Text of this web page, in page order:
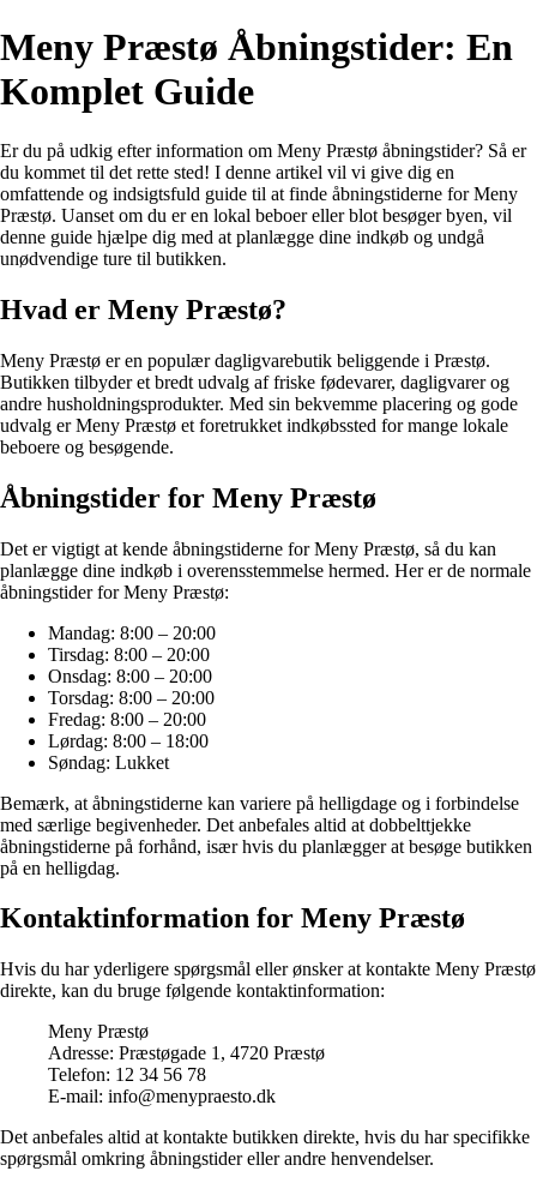
Meny Præstø Åbningstider: En
Komplet Guide
Er du på udkig efter information om Meny Præstø åbningstider? Så er
du kommet til det rette sted! I denne artikel vil vi give dig en
omfattende og indsigtsfuld guide til at finde åbningstiderne for Meny
Præstø. Uanset om du er en lokal beboer eller blot besøger byen, vil
denne guide hjælpe dig med at planlægge dine indkøb og undgå
unødvendige ture til butikken.
Hvad er Meny Præstø?
Meny Præstø er en populær dagligvarebutik beliggende i Præstø.
Butikken tilbyder et bredt udvalg af friske fødevarer, dagligvarer og
andre husholdningsprodukter. Med sin bekvemme placering og gode
udvalg er Meny Præstø et foretrukket indkøbssted for mange lokale
beboere og besøgende.
Åbningstider for Meny Præstø
Det er vigtigt at kende åbningstiderne for Meny Præstø, så du kan
planlægge dine indkøb i overensstemmelse hermed. Her er de normale
åbningstider for Meny Præstø:
Mandag: 8:00 – 20:00
Tirsdag: 8:00 – 20:00
Onsdag: 8:00 – 20:00
Torsdag: 8:00 – 20:00
Fredag: 8:00 – 20:00
Lørdag: 8:00 – 18:00
Søndag: Lukket
Bemærk, at åbningstiderne kan variere på helligdage og i forbindelse
med særlige begivenheder. Det anbefales altid at dobbelttjekke
åbningstiderne på forhånd, især hvis du planlægger at besøge butikken
på en helligdag.
Kontaktinformation for Meny Præstø
Hvis du har yderligere spørgsmål eller ønsker at kontakte Meny Præstø
direkte, kan du bruge følgende kontaktinformation:
Meny Præstø
Adresse: Præstøgade 1, 4720 Præstø
Telefon: 12 34 56 78
E-mail: info@menypraesto.dk
Det anbefales altid at kontakte butikken direkte, hvis du har specifikke
spørgsmål omkring åbningstider eller andre henvendelser.